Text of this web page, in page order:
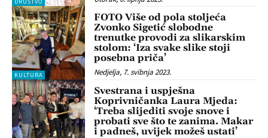
DRUŠTVO
KULTURA
FOTO Više od pola stoljeća
Zvonko Sigetić slobodne
trenutke provodi za slikarskim
stolom: ‘Iza svake slike stoji
posebna priča’
Nedjelja, 7. svibnja 2023.
Svestrana i uspješna
Koprivničanka Laura Mjeda:
‘Treba slijediti svoje snove i
probati sve što te zanima. Makar
i padneš, uvijek možeš ustati’